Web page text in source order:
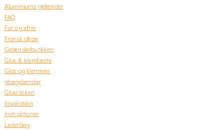
Aluminiums gelænder
FAQ
Før og efter
Fransk altan
Gelænderbutikken
Glas & klemfæste
Glas og klemmer
glasgelænder
Glasräcken
Inspiration
Instruktioner
Ledstång